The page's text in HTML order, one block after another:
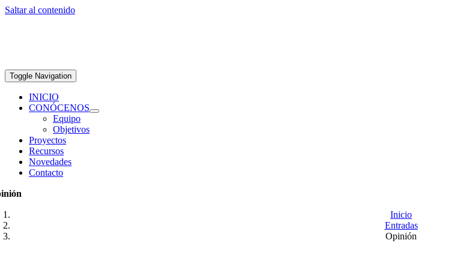
Saltar al contenido
Toggle Navigation
INICIO
CONÓCENOS
Equipo
Objetivos
Proyectos
Recursos
Novedades
Contacto
Inicio
Entradas
Opinión